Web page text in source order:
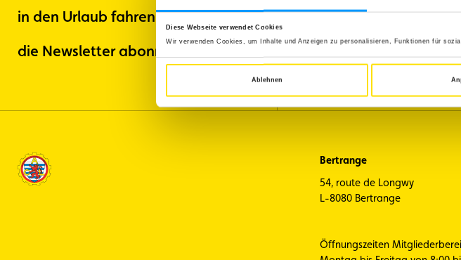
Diese Webseite verwendet Cookies
Wir verwenden Cookies, um Inhalte und Anzeigen zu personalisieren, Funktionen für
Ablehnen
in den Urlaub fahren
die Newsletter abonnieren
Presse
Statuts ACL Asbl
Bertrange
54, route de Longwy
L-8080 Bertrange
Öffnungszeiten